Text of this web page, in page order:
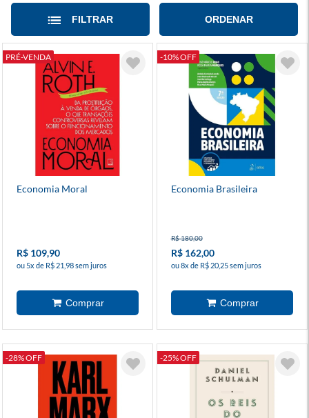
FILTRAR ORDENAR
PRÉ-VENDA
Economia Moral
R$ 109,90
ou 5x de R$ 21,98 sem juros
-10% OFF
Economia Brasileira
R$ 180,00
R$ 162,00
ou 8x de R$ 20,25 sem juros
-28% OFF -25% OFF